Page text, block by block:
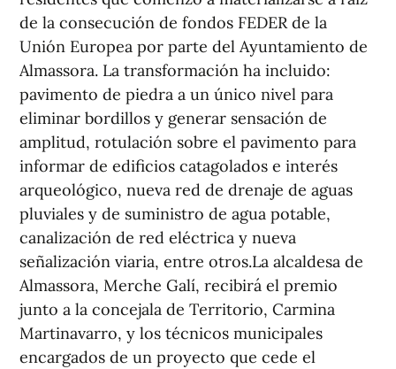
de la consecución de fondos FEDER de la
Unión Europea por parte del Ayuntamiento de
Almassora. La transformación ha incluido:
pavimento de piedra a un único nivel para
eliminar bordillos y generar sensación de
amplitud, rotulación sobre el pavimento para
informar de edificios catagolados e interés
arqueológico, nueva red de drenaje de aguas
pluviales y de suministro de agua potable,
canalización de red eléctrica y nueva
señalización viaria, entre otros.La alcaldesa de
Almassora, Merche Galí, recibirá el premio
junto a la concejala de Territorio, Carmina
Martinavarro, y los técnicos municipales
encargados de un proyecto que cede el